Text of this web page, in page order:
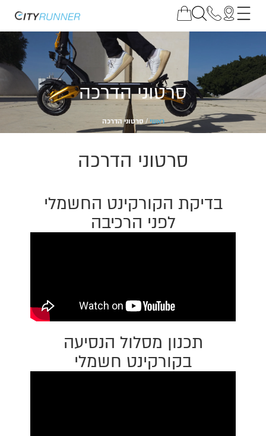
סרטוני הדרכה
ראשי / סרטוני הדרכה
סרטוני הדרכה
בדיקת הקורקינט החשמלי
לפני הרכיבה
תכנון מסלול הנסיעה
בקורקינט חשמלי